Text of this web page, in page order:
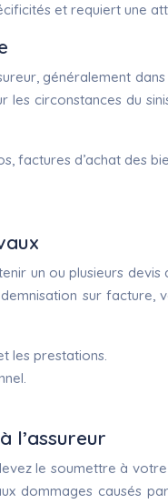
et requiert une
généralement
les circonstances du
factures d’achat des
un ou plusieurs
sur
les prestations.
l’assureur
le soumettre à
dommages causés